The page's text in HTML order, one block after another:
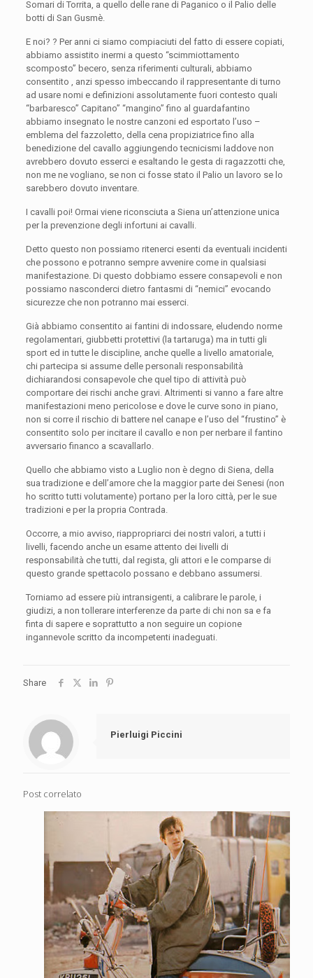
Somari di Torrita, a quello delle rane di Paganico o il Palio delle
botti di San Gusmè.
E noi? ? Per anni ci siamo compiaciuti del fatto di essere copiati,
abbiamo assistito inermi a questo “scimmiottamento
scomposto” becero, senza riferimenti culturali, abbiamo
consentito , anzi spesso imbeccando il rappresentante di turno
ad usare nomi e definizioni assolutamente fuori contesto quali
“barbaresco” Capitano” “mangino” fino al guardafantino
abbiamo insegnato le nostre canzoni ed esportato l’uso –
emblema del fazzoletto, della cena propiziatrice fino alla
benedizione del cavallo aggiungendo tecnicismi laddove non
avrebbero dovuto esserci e esaltando le gesta di ragazzotti che,
non me ne vogliano, se non ci fosse stato il Palio un lavoro se lo
sarebbero dovuto inventare.
I cavalli poi! Ormai viene riconsciuta a Siena un’attenzione unica
per la prevenzione degli infortuni ai cavalli.
Detto questo non possiamo ritenerci esenti da eventuali incidenti
che possono e potranno sempre avvenire come in qualsiasi
manifestazione. Di questo dobbiamo essere consapevoli e non
possiamo nasconderci dietro fantasmi di “nemici” evocando
sicurezze che non potranno mai esserci.
Già abbiamo consentito ai fantini di indossare, eludendo norme
regolamentari, giubbetti protettivi (la tartaruga) ma in tutti gli
sport ed in tutte le discipline, anche quelle a livello amatoriale,
chi partecipa si assume delle personali responsabilità
dichiarandosi consapevole che quel tipo di attività può
comportare dei rischi anche gravi. Altrimenti si vanno a fare altre
manifestazioni meno pericolose e dove le curve sono in piano,
non si corre il rischio di battere nel canape e l’uso del “frustino” è
consentito solo per incitare il cavallo e non per nerbare il fantino
avversario financo a scavallarlo.
Quello che abbiamo visto a Luglio non è degno di Siena, della
sua tradizione e dell’amore che la maggior parte dei Senesi (non
ho scritto tutti volutamente) portano per la loro città, per le sue
tradizioni e per la propria Contrada.
Occorre, a mio avviso, riappropriarci dei nostri valori, a tutti i
livelli, facendo anche un esame attento dei livelli di
responsabilità che tutti, dal regista, gli attori e le comparse di
questo grande spettacolo possano e debbano assumersi.
Torniamo ad essere più intransigenti, a calibrare le parole, i
giudizi, a non tollerare interferenze da parte di chi non sa e fa
finta di sapere e soprattutto a non seguire un copione
ingannevole scritto da incompetenti inadeguati.
Share
Pierluigi Piccini
Post correlato